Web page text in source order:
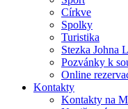
Církve
Spolky
Turistika
Stezka Johna
Pozvánky k
Online
Kontakty
Kontakty na